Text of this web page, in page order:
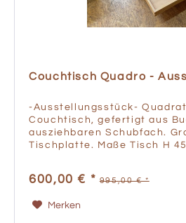
Couchtisch Quadro -
-Ausstellungsstück-
Couchtisch, gefertigt aus
ausziehbaren Schubfach.
Tischplatte. Maße Tisch H
600,00 € * 995,00 € *
Merken